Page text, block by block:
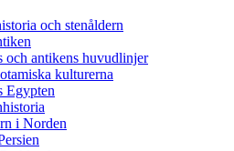
och stenåldern
och antikens huvudlinjer
kulturerna
Egypten
i Norden